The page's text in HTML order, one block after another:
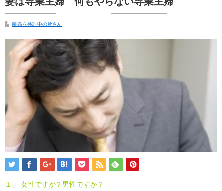
離婚を検討中の皆さん
１、 女性ですか？男性ですか？